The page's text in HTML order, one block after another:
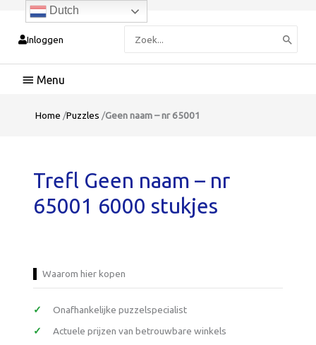
Inloggen
naar:
Hoofdmenu
Home /Puzzles /Geen naam – nr 65001
Trefl Geen naam – nr
65001 6000 stukjes
Waarom hier kopen
Onafhankelijke puzzelspecialist
Actuele prijzen van betrouwbare winkels
Dutch